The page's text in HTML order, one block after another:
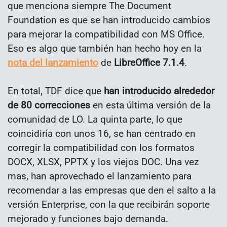
que menciona siempre The Document
Foundation es que se han introducido cambios
para mejorar la compatibilidad con MS Office.
Eso es algo que también han hecho hoy en la
nota del lanzamiento de LibreOffice 7.1.4.
En total, TDF dice que han introducido alrededor
de 80 correcciones en esta última versión de la
comunidad de LO. La quinta parte, lo que
coincidiría con unos 16, se han centrado en
corregir la compatibilidad con los formatos
DOCX, XLSX, PPTX y los viejos DOC. Una vez
mas, han aprovechado el lanzamiento para
recomendar a las empresas que den el salto a la
versión Enterprise, con la que recibirán soporte
mejorado y funciones bajo demanda.